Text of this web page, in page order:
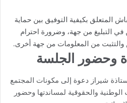
المتعلق بكيفية التوفيق بين حماية
في التبليغ من جهة، وضرورة احترام
والتثبت من المعلومات من جهة أخرى.
وحضور الجلسة
شيراز دعوة إلى مكونات المجتمع
والحقوقية لمساندتها وحضور